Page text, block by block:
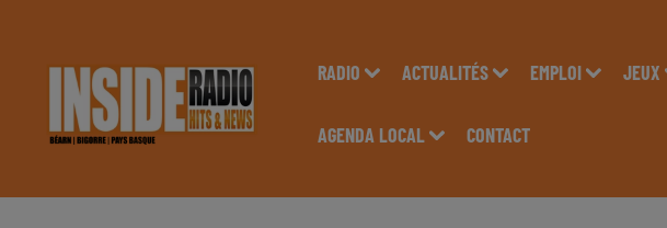
RADIO ACTUALITÉS EMPLOI JEUX
AGENDA LOCAL CONTACT